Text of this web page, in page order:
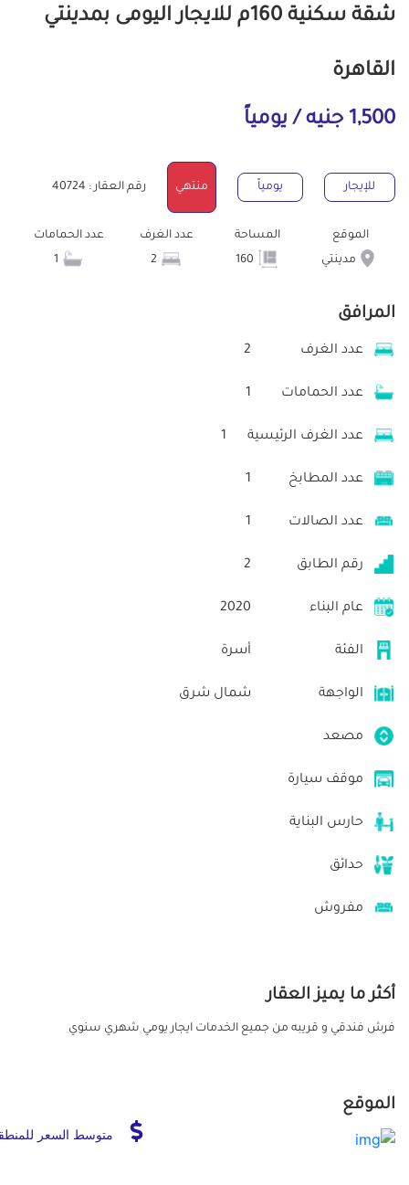
شقة سكنية 160م للايجار اليومى بمدينتي
القاهرة
1,500 جنيه / يومياً
للإيجار يومياً منتهي رقم العقار : 40724
الموقع
مدينتي
المساحة
عدد الغرف
عدد الحمامات
المرافق
عدد الغرف 2
عدد الحمامات 1
عدد الغرف الرئيسية 1
عدد المطابخ 1
عدد الصالات 1
رقم الطابق 2
عام البناء 2020
الفئة أسرة
الواجهة شمال شرق
مصعد
موقف سيارة
حارس البناية
حدائق
مفروش
أكثر ما يميز العقار
فرش فندقي و قريبه من جميع الخدمات ايجار يومي شهري سنوي
الموقع
متوسط السعر